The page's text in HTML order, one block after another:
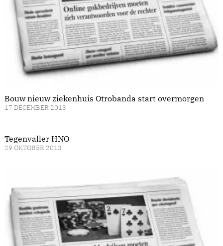
Bouw nieuw ziekenhuis Otrobanda start overmorgen
17 DECEMBER 2013
Tegenvaller HNO
29 OKTOBER 2013